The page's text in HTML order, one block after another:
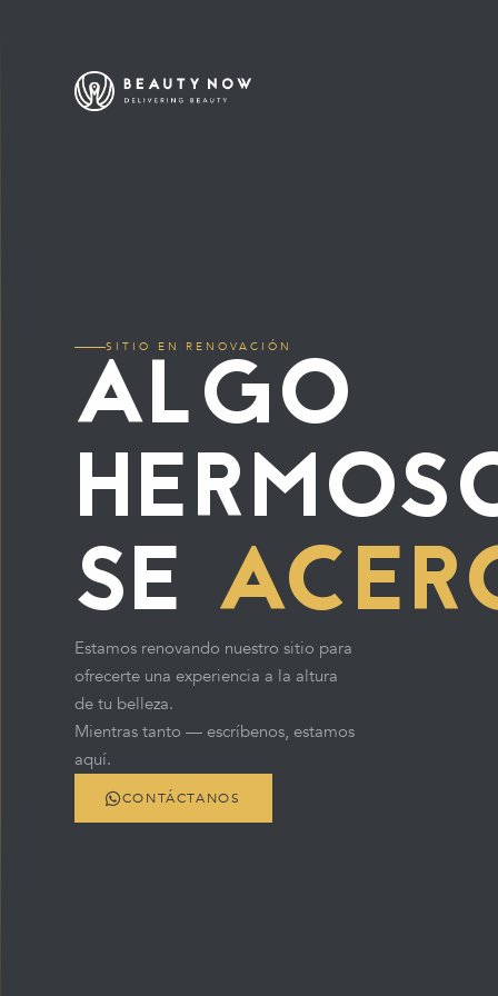
SITIO EN RENOVACIÓN
ALGO
SE
Estamos renovando nuestro sitio para
ofrecerte una experiencia a la altura
de tu belleza.
Mientras tanto — escríbenos, estamos
aquí.
CONTÁCTANOS